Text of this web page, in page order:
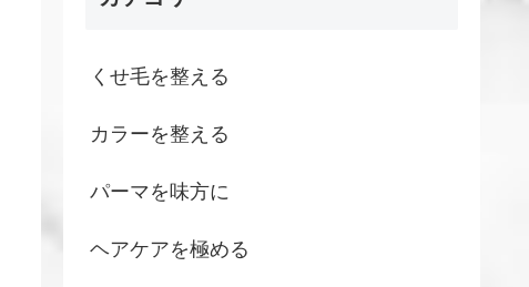
くせ毛を整える
カラーを整える
パーマを味方に
ヘアケアを極める